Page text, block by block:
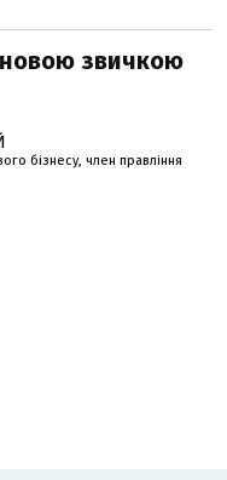
звичкою
бізнесу, член правління